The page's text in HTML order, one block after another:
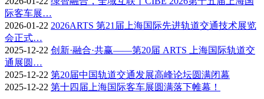
际客车展…
2026-01-22 2026ARTS 第21届上海国际先进轨道交通技术展览
会正式…
2025-12-22 创新·融合·共赢——第20届 ARTS 上海国际轨道交
通展圆…
2025-12-22 第20届中国轨道交通发展高峰论坛圆满闭幕
2025-12-22 第十四届上海国际客车展圆满落下帷幕！